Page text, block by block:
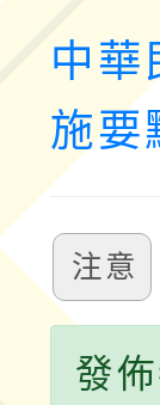
中華
施要
注意
發